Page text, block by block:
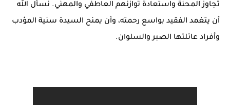
تجاوز المحنة واستعادة توازنهم العاطفي والمهني. نسأل الله
أن يتغمد الفقيد بواسع رحمته، وأن يمنح السيدة سنية المؤدب
وأفراد عائلتها الصبر والسلوان.